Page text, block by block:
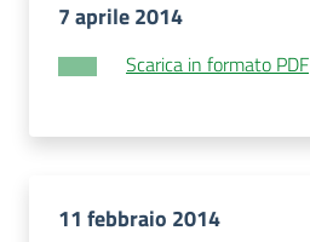
7 aprile 2014
Scarica in formato PDF
11 febbraio 2014